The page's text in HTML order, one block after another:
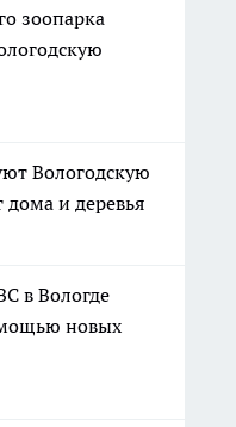
зоопарка
Вологодскую
дома и деревья
в Вологде
новых